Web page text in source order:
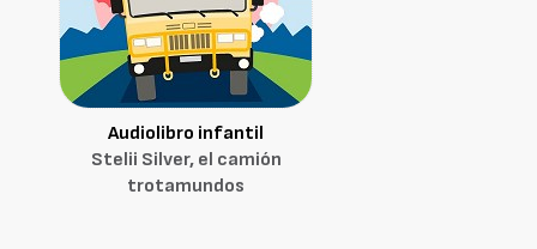
Audiolibro infantil
Stelii Silver, el camión
trotamundos